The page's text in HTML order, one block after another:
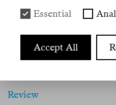
Detektivromans – und
verbaute Chancen einer
Literaturgeschichte.
Review
Essential
Accept All